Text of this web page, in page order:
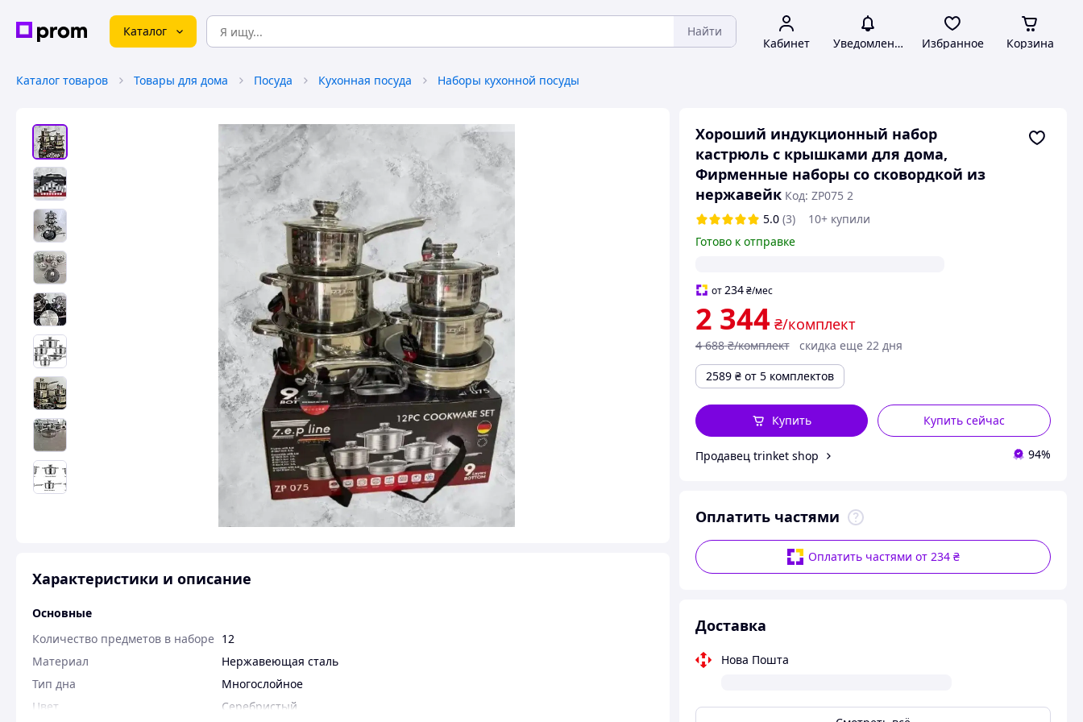
Каталог Найти
Кабинет Уведомления Избранное Корзина
Каталог товаров Товары для дома Посуда Кухонная посуда Наборы кухонной посуды
Хороший индукционный набор
кастрюль с крышками для дома,
Фирменные наборы со сковордкой из
нержавейк Код: ZP075 2
5.0 (3)
10+ купили
Готово к отправке
от234 ₴/мес
2 344 ₴/комплект
4 688 ₴/комплект
скидка еще 22 дня
2589 ₴ от 5 комплектов
Купить сейчас
Купить
Продавец trinket shop 94%
Оплатить частями
Оплатить частями от 234 ₴
Доставка
Нова Пошта
Характеристики и описание
Основные
Количество предметов в наборе 12
Материал
Нержавеющая сталь
Тип дна
Многослойное
Цвет
Серебристый